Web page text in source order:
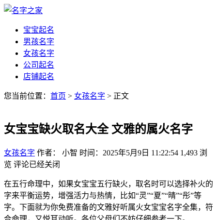
宝宝起名
男孩名字
女孩名字
公司起名
店铺起名
您当前位置： 首页 > 女孩名字 > 正文
女宝宝缺火取名大全 文雅的属火名字
女孩名字 作者： 小智 时间：2025年5月9日 11:22:54 1,493 浏
览 评论已经关闭
在五行命理中，如果女宝宝五行缺火，取名时可以选择补火的
字来平衡运势，增强活力与热情，比如“灵”“夏”“晴”“彤”等
字。下面就为你免费准备的文雅好听属火女宝宝名字全集，符